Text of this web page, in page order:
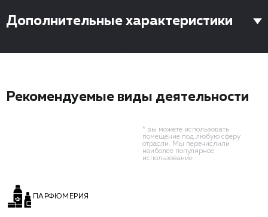
Дополнительные характеристики
Рекомендуемые виды деятельности
* вы можете использовать
помещение под любую сферу
отрасли. Мы перечислили
наиболее популярное
использование
ПАРФЮМЕРИЯ